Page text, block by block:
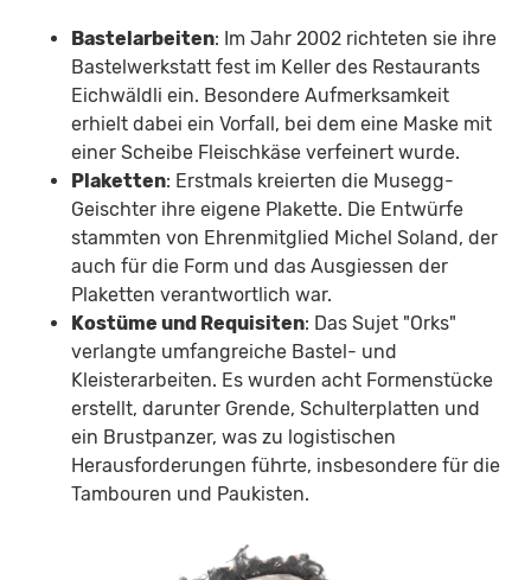
Bastelarbeiten: Im Jahr 2002 richteten sie ihre
Bastelwerkstatt fest im Keller des Restaurants
Eichwäldli ein. Besondere Aufmerksamkeit
erhielt dabei ein Vorfall, bei dem eine Maske mit
einer Scheibe Fleischkäse verfeinert wurde.
Plaketten: Erstmals kreierten die Musegg-
Geischter ihre eigene Plakette. Die Entwürfe
stammten von Ehrenmitglied Michel Soland, der
auch für die Form und das Ausgiessen der
Plaketten verantwortlich war.
Kostüme und Requisiten: Das Sujet "Orks"
verlangte umfangreiche Bastel- und
Kleisterarbeiten. Es wurden acht Formenstücke
erstellt, darunter Grende, Schulterplatten und
ein Brustpanzer, was zu logistischen
Herausforderungen führte, insbesondere für die
Tambouren und Paukisten.